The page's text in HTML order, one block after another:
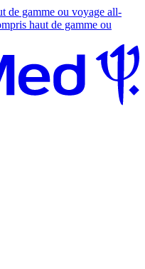
de gamme ou voyage all-
haut de gamme ou